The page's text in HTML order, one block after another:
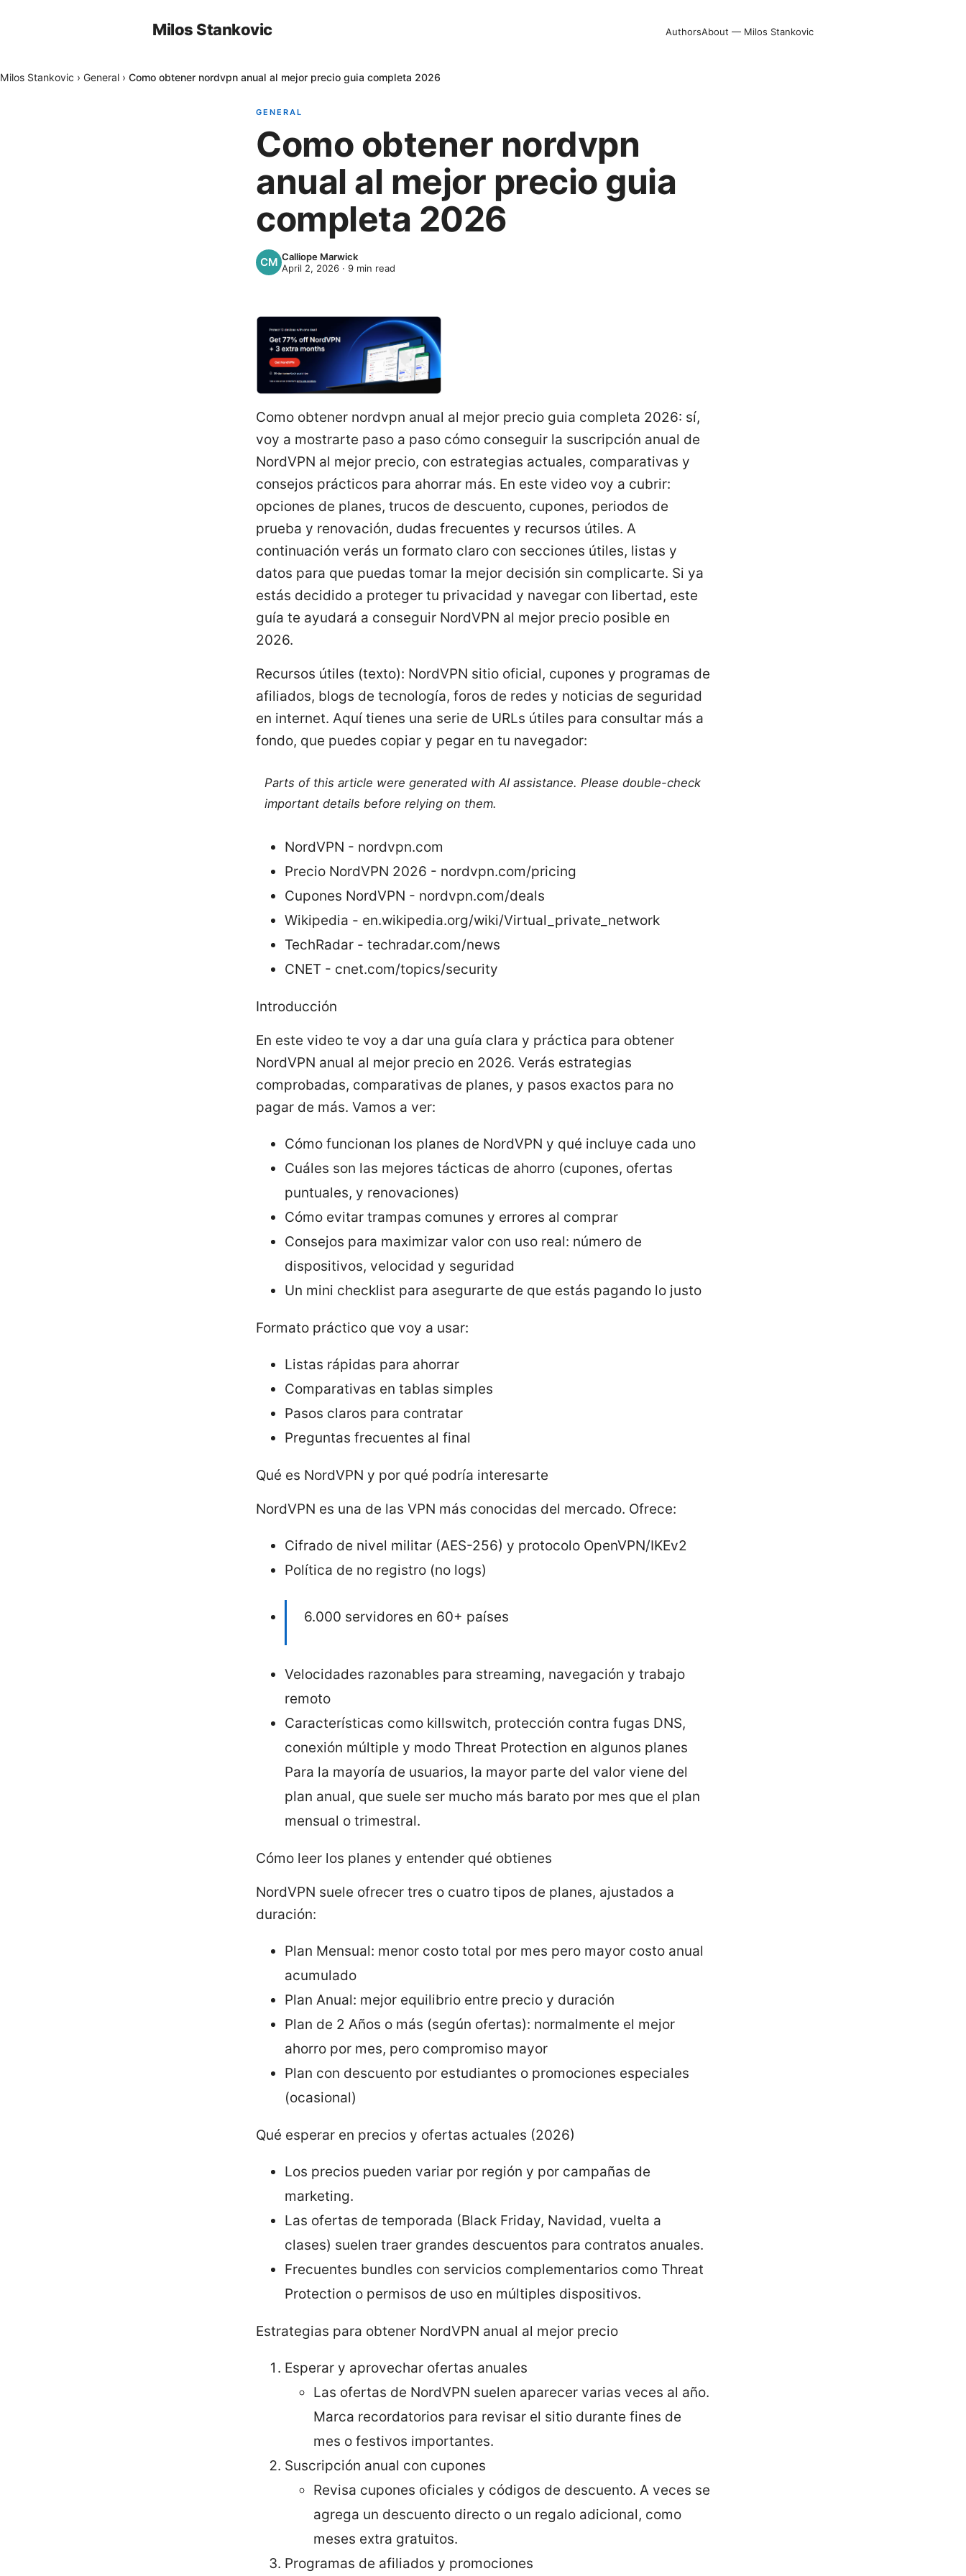
Milos Stankovic AuthorsAbout — Milos Stankovic
Milos Stankovic › General › Como obtener nordvpn anual al mejor precio guia completa 2026
GENERAL
Como obtener nordvpn
anual al mejor precio guia
completa 2026
Calliope Marwick
April 2, 2026 · 9 min read
Como obtener nordvpn anual al mejor precio guia completa 2026: sí,
voy a mostrarte paso a paso cómo conseguir la suscripción anual de
NordVPN al mejor precio, con estrategias actuales, comparativas y
consejos prácticos para ahorrar más. En este video voy a cubrir:
opciones de planes, trucos de descuento, cupones, periodos de
prueba y renovación, dudas frecuentes y recursos útiles. A
continuación verás un formato claro con secciones útiles, listas y
datos para que puedas tomar la mejor decisión sin complicarte. Si ya
estás decidido a proteger tu privacidad y navegar con libertad, este
guía te ayudará a conseguir NordVPN al mejor precio posible en
2026.
Recursos útiles (texto): NordVPN sitio oficial, cupones y programas de
afiliados, blogs de tecnología, foros de redes y noticias de seguridad
en internet. Aquí tienes una serie de URLs útiles para consultar más a
fondo, que puedes copiar y pegar en tu navegador:
Parts of this article were generated with AI assistance. Please double-check
important details before relying on them.
NordVPN - nordvpn.com
Precio NordVPN 2026 - nordvpn.com/pricing
Cupones NordVPN - nordvpn.com/deals
Wikipedia - en.wikipedia.org/wiki/Virtual_private_network
TechRadar - techradar.com/news
CNET - cnet.com/topics/security
Introducción
En este video te voy a dar una guía clara y práctica para obtener
NordVPN anual al mejor precio en 2026. Verás estrategias
comprobadas, comparativas de planes, y pasos exactos para no
pagar de más. Vamos a ver:
Cómo funcionan los planes de NordVPN y qué incluye cada uno
Cuáles son las mejores tácticas de ahorro (cupones, ofertas
puntuales, y renovaciones)
Cómo evitar trampas comunes y errores al comprar
Consejos para maximizar valor con uso real: número de
dispositivos, velocidad y seguridad
Un mini checklist para asegurarte de que estás pagando lo justo
Formato práctico que voy a usar:
Listas rápidas para ahorrar
Comparativas en tablas simples
Pasos claros para contratar
Preguntas frecuentes al final
Qué es NordVPN y por qué podría interesarte
NordVPN es una de las VPN más conocidas del mercado. Ofrece:
Cifrado de nivel militar (AES-256) y protocolo OpenVPN/IKEv2
Política de no registro (no logs)
6.000 servidores en 60+ países
Velocidades razonables para streaming, navegación y trabajo
remoto
Características como killswitch, protección contra fugas DNS,
conexión múltiple y modo Threat Protection en algunos planes
Para la mayoría de usuarios, la mayor parte del valor viene del
plan anual, que suele ser mucho más barato por mes que el plan
mensual o trimestral.
Cómo leer los planes y entender qué obtienes
NordVPN suele ofrecer tres o cuatro tipos de planes, ajustados a
duración:
Plan Mensual: menor costo total por mes pero mayor costo anual
acumulado
Plan Anual: mejor equilibrio entre precio y duración
Plan de 2 Años o más (según ofertas): normalmente el mejor
ahorro por mes, pero compromiso mayor
Plan con descuento por estudiantes o promociones especiales
(ocasional)
Qué esperar en precios y ofertas actuales (2026)
Los precios pueden variar por región y por campañas de
marketing.
Las ofertas de temporada (Black Friday, Navidad, vuelta a
clases) suelen traer grandes descuentos para contratos anuales.
Frecuentes bundles con servicios complementarios como Threat
Protection o permisos de uso en múltiples dispositivos.
Estrategias para obtener NordVPN anual al mejor precio
Esperar y aprovechar ofertas anuales
Las ofertas de NordVPN suelen aparecer varias veces al año.
Marca recordatorios para revisar el sitio durante fines de
mes o festivos importantes.
Suscripción anual con cupones
Revisa cupones oficiales y códigos de descuento. A veces se
agrega un descuento directo o un regalo adicional, como
meses extra gratuitos.
Programas de afiliados y promociones